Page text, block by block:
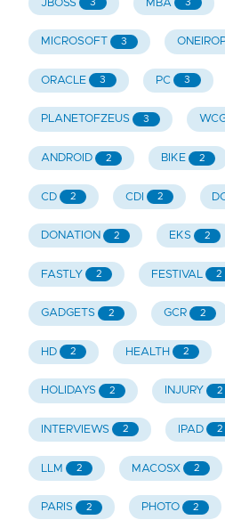
JBOSS 3 MBA 3
MICROSOFT 3
ORACLE 3 PC 3
PLANETOFZEUS 3
ANDROID 2 BIKE 2
CD 2 CDI 2
DONATION 2 EKS 2
FASTLY 2 FESTIVAL 2
GADGETS 2 GCR 2
HD 2 HEALTH 2
HOLIDAYS 2 INJURY 2
INTERVIEWS 2 IPAD 2
LLM 2 MACOSX 2
PARIS 2 PHOTO 2